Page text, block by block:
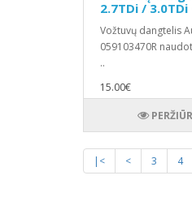
2.7TDi / 3.0TDi
Vožtuvų dangtelis
059103470R
..
15.00€
|< < 3 4